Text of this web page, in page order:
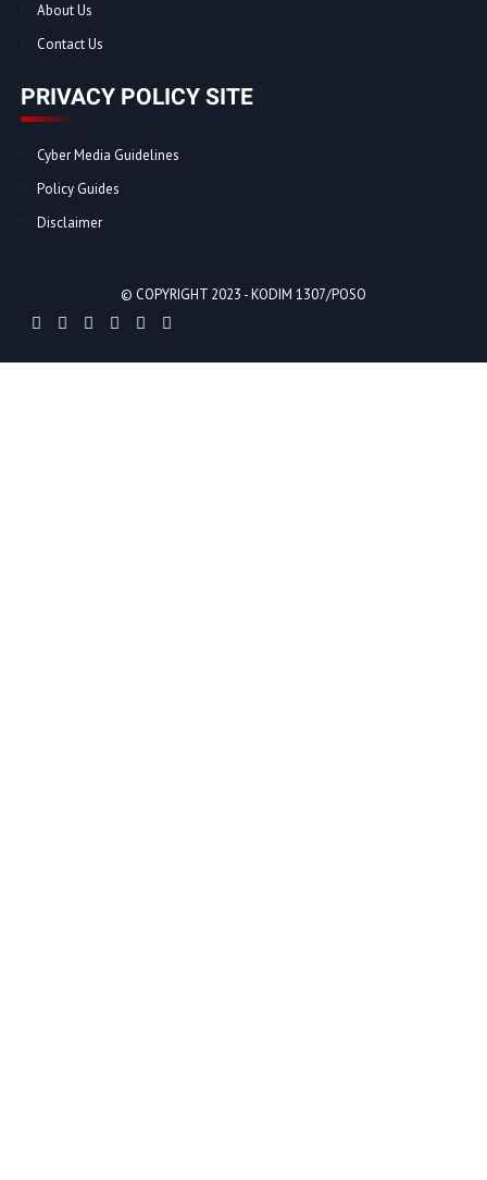
About Us
Contact Us
PRIVACY POLICY SITE
Cyber Media Guidelines
Policy Guides
Disclaimer
© COPYRIGHT 2023 -KODIM 1307/POSO